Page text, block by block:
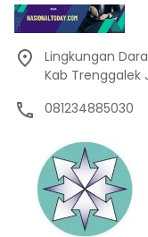
Lingkungan
Kab Trenggalek
081234885030